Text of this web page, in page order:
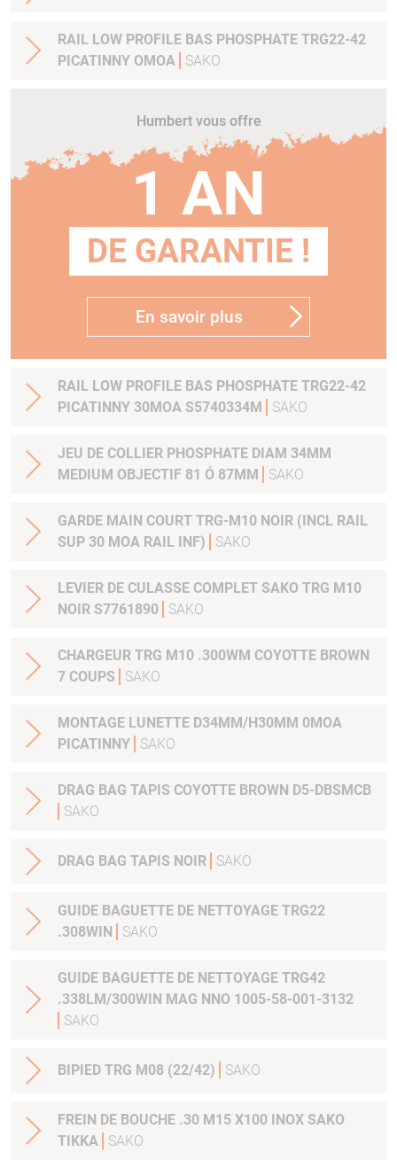
RAIL LOW PROFILE BAS PHOSPHATE TRG22-42
PICATINNY OMOA
SAKO
Humbert vous offre
1 AN
DE GARANTIE !
En savoir plus
RAIL LOW PROFILE BAS PHOSPHATE TRG22-42
PICATINNY 30MOA S5740334M
SAKO
JEU DE COLLIER PHOSPHATE DIAM 34MM
MEDIUM OBJECTIF 81 Ó 87MM
SAKO
GARDE MAIN COURT TRG-M10 NOIR (INCL RAIL
SUP 30 MOA RAIL INF)
SAKO
LEVIER DE CULASSE COMPLET SAKO TRG M10
NOIR S7761890
SAKO
CHARGEUR TRG M10 .300WM COYOTTE BROWN
7 COUPS
SAKO
MONTAGE LUNETTE D34MM/H30MM 0MOA
PICATINNY
SAKO
DRAG BAG TAPIS COYOTTE BROWN D5-DBSMCB
SAKO
DRAG BAG TAPIS NOIR SAKO
GUIDE BAGUETTE DE NETTOYAGE TRG22
.308WIN
SAKO
GUIDE BAGUETTE DE NETTOYAGE TRG42
.338LM/300WIN MAG NNO 1005-58-001-3132
SAKO
BIPIED TRG M08 (22/42) SAKO
FREIN DE BOUCHE .30 M15 X100 INOX SAKO
TIKKA
SAKO